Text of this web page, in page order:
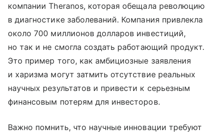
компании Theranos, которая обещала революцию
в диагностике заболеваний. Компания привлекла
около 700 миллионов долларов инвестиций,
но так и не смогла создать работающий продукт.
Это пример того, как амбициозные заявления
и харизма могут затмить отсутствие реальных
научных результатов и привести к серьезным
финансовым потерям для инвесторов.
Важно помнить, что научные инновации требуют